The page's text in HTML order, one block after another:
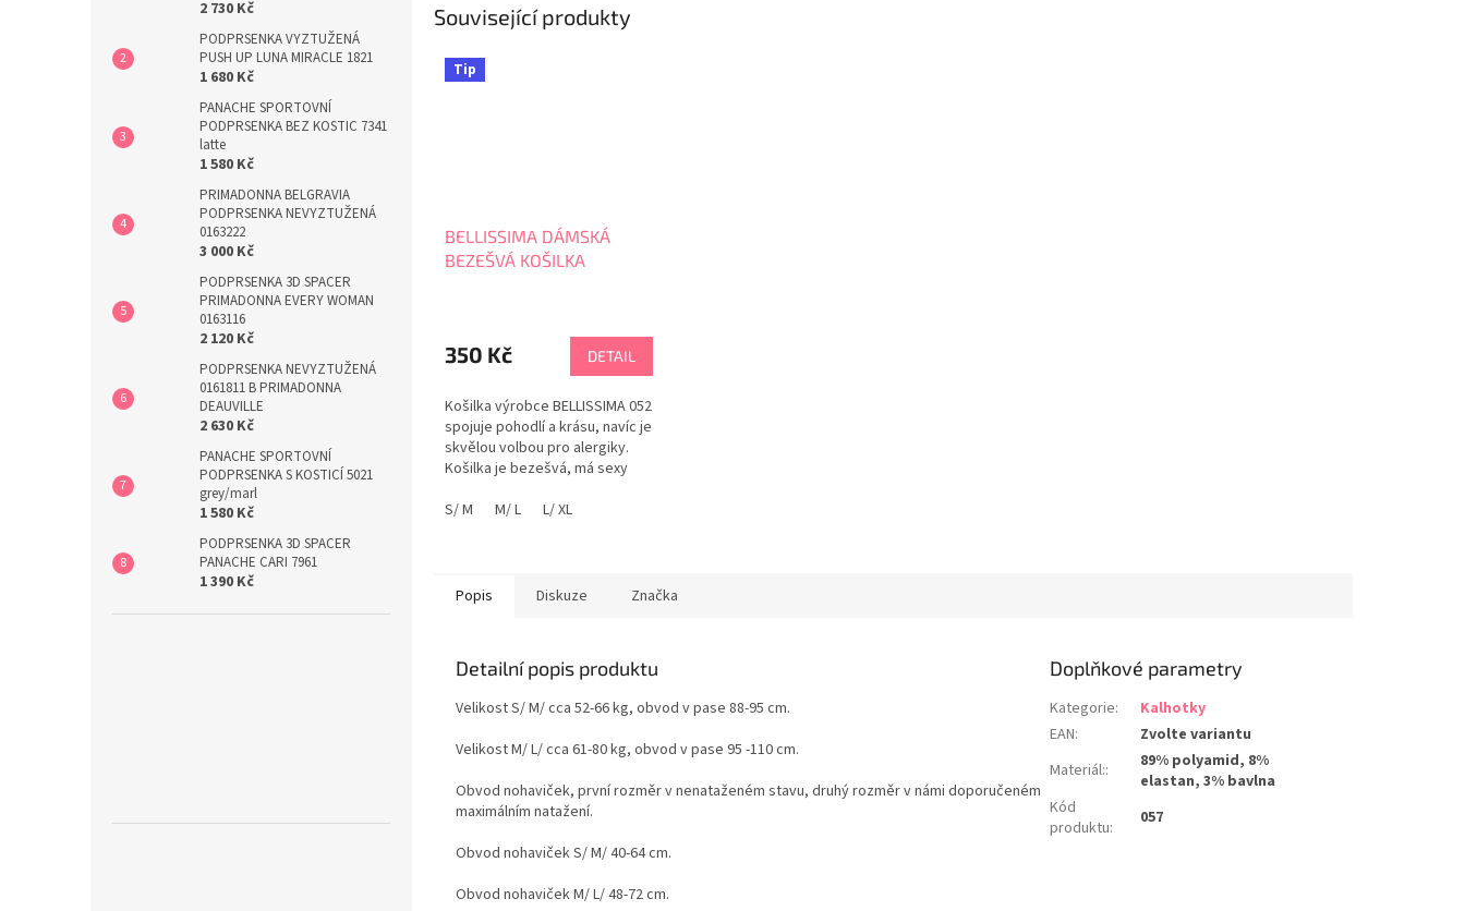
2 730 Kč
PODPRSENKA VYZTUŽENÁ
PUSH UP LUNA MIRACLE 1821
1 680 Kč
PANACHE SPORTOVNÍ
PODPRSENKA BEZ KOSTIC 7341
latte
1 580 Kč
PRIMADONNA BELGRAVIA
PODPRSENKA NEVYZTUŽENÁ
0163222
3 000 Kč
PODPRSENKA 3D SPACER
PRIMADONNA EVERY WOMAN
0163116
2 120 Kč
PODPRSENKA NEVYZTUŽENÁ
0161811 B PRIMADONNA
DEAUVILLE
2 630 Kč
PANACHE SPORTOVNÍ
PODPRSENKA S KOSTICÍ 5021
grey/marl
1 580 Kč
PODPRSENKA 3D SPACER
PANACHE CARI 7961
1 390 Kč
Související produkty
Tip
BELLISSIMA DÁMSKÁ
BEZEŠVÁ KOŠILKA
produktu
je
z
5
hvězdiček.
350 Kč DETAIL
Košilka výrobce BELLISSIMA 052
spojuje pohodlí a krásu, navíc je
skvělou volbou pro alergiky.
Košilka je bezešvá, má sexy
příjemného mikrovlákna. Díky
se nikam nevyhrnuje a drží na...
S/ M M/ L L/ XL
Popis Diskuze Značka
Detailní popis produktu
Velikost S/ M/ cca 52-66 kg, obvod v pase 88-95 cm.
Velikost M/ L/ cca 61-80 kg, obvod v pase 95 -110 cm.
Obvod nohaviček, první rozměr v nenataženém stavu, druhý rozměr v námi doporučeném
maximálním natažení.
Obvod nohaviček S/ M/ 40-64 cm.
Obvod nohaviček M/ L/ 48-72 cm.
Doplňkové parametry
Kategorie:
Kalhotky
EAN:
Zvolte variantu
Materiál::
89% polyamid, 8%
elastan, 3% bavlna
Kód
produktu: 057